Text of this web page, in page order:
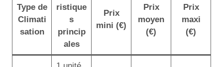
Type de
Climati
sation
ristique
s
princip
ales
Prix
mini (€)
Prix
moyen
(€)
Prix
maxi
(€)